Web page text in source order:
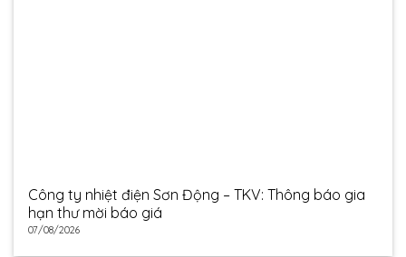
Công ty nhiệt điện Sơn Động – TKV: Thông báo gia
hạn thư mời báo giá
07/08/2026